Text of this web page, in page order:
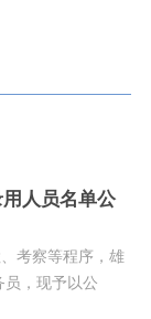
人员名单公
考察等程序，雄
，现予以公